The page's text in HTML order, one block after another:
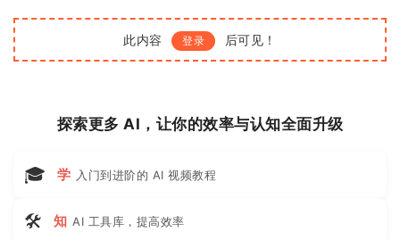
此内容 登录 后可见！
探索更多 AI，让你的效率与认知全面升级
🎓 学 入门到进阶的 AI 视频教程
🛠 知 AI 工具库，提高效率